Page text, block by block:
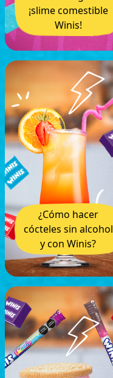
¡slime comestible
Winis!
¿Cómo hacer
cócteles sin alcohol
y con Winis?